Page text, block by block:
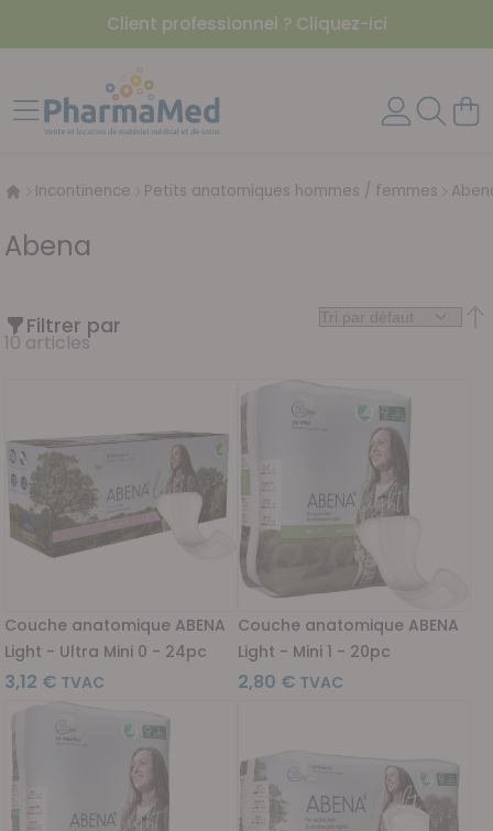
Client professionnel ? Cliquez-ici
Affichage navigation
Incontinence Petits anatomiques hommes / femmes
Abena
10 articles
Couche anatomique ABENA
Light - Ultra Mini 0 - 24pc
3,12 €
Couche anatomique ABENA
Light - Mini 1 - 20pc
2,80 €
Filtrer par